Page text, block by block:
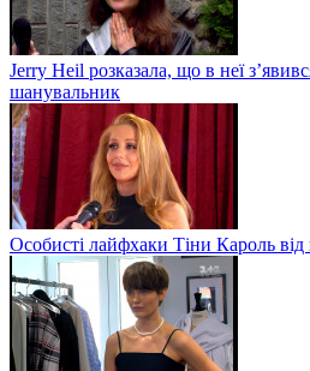
Jerry Heil розказала, що в неї
шанувальник
Особисті лайфхаки Тіни Кароль від